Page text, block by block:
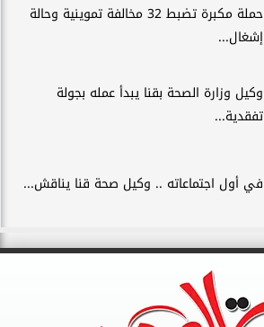
حملة مكبرة تضبط 32 مخالفة تموينية وحالة
إشغال...
وكيل وزارة الصحة بقنا يبدأ عمله بجولة
تفقدية...
في أول اجتماعاته .. وكيل صحة قنا يناقش...